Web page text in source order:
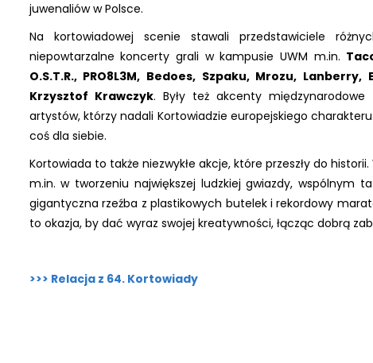
juwenaliów w Polsce.
Na kortowiadowej scenie stawali przedstawiciele
niepowtarzalne koncerty grali w kampusie UWM m.in.
O.S.T.R., PRO8L3M, Bedoes, Szpaku, Mrozu,
Krzysztof Krawczyk. Były też akcenty międzynarodowe
artystów, którzy nadali Kortowiadzie europejskiego
coś dla siebie.
Kortowiada to także niezwykłe akcje, które przeszły do historii.
m.in. w tworzeniu największej ludzkiej gwiazdy, wspólnym
gigantyczna rzeźba z plastikowych butelek i rekordowy
to okazja, by dać wyraz swojej kreatywności, łącząc dobrą
>>> Relacja z 64. Kortowiady